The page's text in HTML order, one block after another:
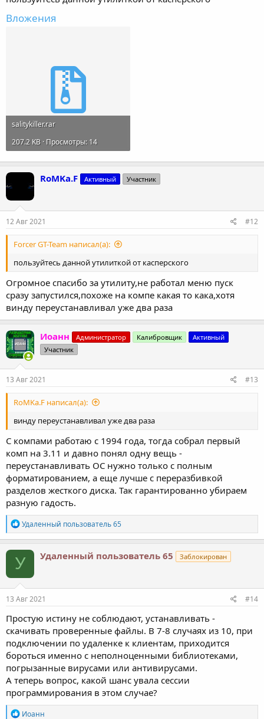
Вложения
salitykiller.rar
207.2 KB · Просмотры: 14
RoMKa.F Активный Участник
12 Авг 2021 #12
Forcer GT-Team написал(а):
пользуйтесь данной утилиткой от касперского
Огромное спасибо за утилиту,не работал меню пуск
сразу запустился,похоже на компе какая то кака,хотя
винду переустанавливал уже два раза
Иоанн Администратор Калибровщик
Активный
Участник
13 Авг 2021 #13
RoMKa.F написал(а):
винду переустанавливал уже два раза
С компами работаю с 1994 года, тогда собрал первый
комп на 3.11 и давно понял одну вещь -
переустанавливать ОС нужно только с полным
форматированием, а еще лучше с переразбивкой
разделов жесткого диска. Так гарантированно убираем
разную гадость.
Р
е
а
к
ц
и
:
Удаленный пользователь 65
У Удаленный пользователь 65 Заблокирован
13 Авг 2021 #14
Простую истину не соблюдают, устанавливать -
скачивать проверенные файлы. В 7-8 случаях из 10, при
подключении по удаленке к клиентам, приходится
бороться именно с неполноценными библиотеками,
погрызанные вирусами или антивирусами.
А теперь вопрос, какой шанс увала сессии
программирования в этом случае?
Р
Иоанн